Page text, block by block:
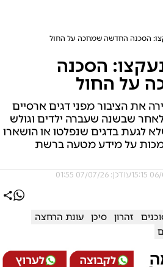
הסכנה החדשה שמחכה על החול
הסכנה
על החול
את הציבור מפני דגים ארסיים
שבשנה שעברה ילדים וגולש
לגעת בדגים שנפלטו או הושארו
על מידע מטעה ברשת
עודכן: 07/07/26 01:55
זהרון סיכן
עונת הרחצה